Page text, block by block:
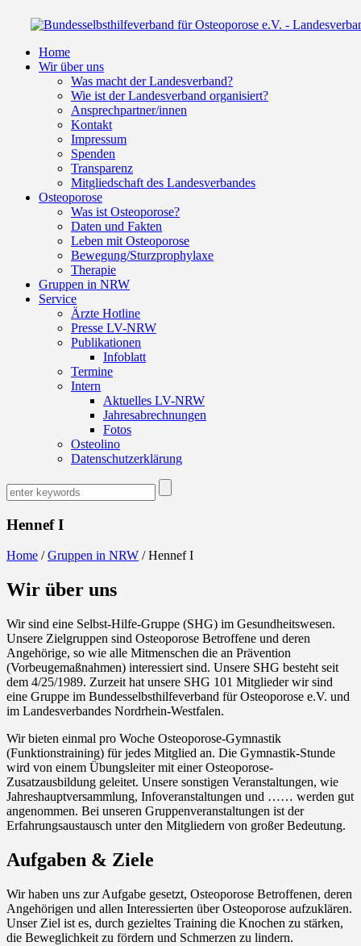
Home
Wir über uns
Was macht der Landesverband?
Wie ist der Landesverband organisiert?
Ansprechpartner/innen
Kontakt
Impressum
Spenden
Transparenz
Mitgliedschaft des Landesverbandes
Osteoporose
Was ist Osteoporose?
Daten und Fakten
Leben mit Osteoporose
Bewegung/Sturzprophylaxe
Therapie
Gruppen in NRW
Service
Ärzte Hotline
Presse LV-NRW
Publikationen
Infoblatt
Termine
Intern
Aktuelles LV-NRW
Jahresabrechnungen
Fotos
Osteolino
Datenschutzerklärung
Hennef I
Home /Gruppen in NRW /Hennef I
Wir über uns
Wir sind eine Selbst-Hilfe-Gruppe (SHG) im Gesundheitswesen.
Unsere Zielgruppen sind Osteoporose Betroffene und deren
Angehörige, so wie alle Mitmenschen die an Prävention
(Vorbeugemaßnahmen) interessiert sind. Unsere SHG besteht seit
dem 4/25/1989. Zurzeit hat unsere SHG 101 Mitglieder wir sind
eine Gruppe im Bundesselbsthilfeverband für Osteoporose e.V. und
im Landesverbandes Nordrhein-Westfalen.
Wir bieten einmal pro Woche Osteoporose-Gymnastik
(Funktionstraining) für jedes Mitglied an. Die Gymnastik-Stunde
wird von einem Übungsleiter mit einer Osteoporose-
Zusatzausbildung geleitet. Unsere sonstigen Veranstaltungen, wie
Jahreshauptversammlung, Infoveranstaltungen und …… werden gut
angenommen. Bei unseren Gruppenveranstaltungen ist der
Erfahrungsaustausch unter den Mitgliedern von großer Bedeutung.
Aufgaben & Ziele
Wir haben uns zur Aufgabe gesetzt, Osteoporose Betroffenen, deren
Angehörigen und allen Interessierten über Osteoporose aufzuklären.
Unser Ziel ist es, durch gezieltes Training die Knochen zu stärken,
die Beweglichkeit zu fördern und Schmerzen zu lindern.